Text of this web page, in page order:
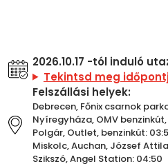
2026.10.17 -tól induló
Tekintsd meg
Felszállási helyek:
Debrecen, Főnix csarnok
Nyíregyháza, OMV
Polgár, Outlet, benzinkút:
Miskolc, Auchan, József
Szikszó, Angel Station: 04:50